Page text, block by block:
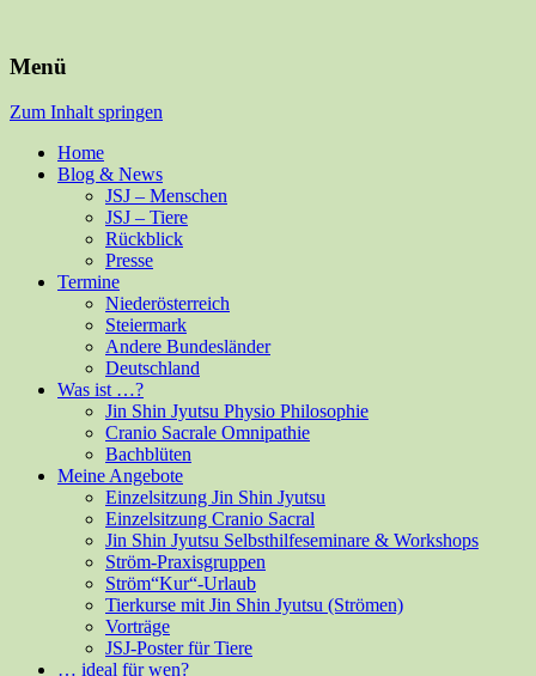
Isabella Habsburg
Menü
Zum Inhalt springen
Home
Blog & News
JSJ – Menschen
JSJ – Tiere
Rückblick
Presse
Termine
Niederösterreich
Steiermark
Andere Bundesländer
Deutschland
Was ist …?
Jin Shin Jyutsu Physio Philosophie
Cranio Sacrale Omnipathie
Bachblüten
Meine Angebote
Einzelsitzung Jin Shin Jyutsu
Einzelsitzung Cranio Sacral
Jin Shin Jyutsu Selbsthilfeseminare & Workshops
Ström-Praxisgruppen
Ström“Kur“-Urlaub
Tierkurse mit Jin Shin Jyutsu (Strömen)
Vorträge
JSJ-Poster für Tiere
… ideal für wen?